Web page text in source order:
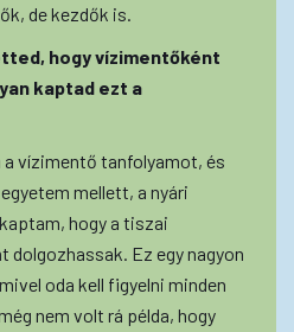
de kezdők is.
hogy vízimentőként
kaptad ezt a
a vízimentő tanfolyamot, és
mellett, a nyári
hogy a tiszai
dolgozhassak. Ez egy nagyon
oda kell figyelni minden
nem volt rá példa, hogy